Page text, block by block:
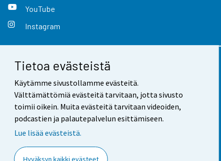
Tietoa evästeistä
Käytämme sivustollamme evästeitä.
Välttämättömiä evästeitä tarvitaan, jotta sivusto
toimii oikein. Muita evästeitä tarvitaan videoiden,
podcastien ja palautepalvelun esittämiseen.
Lue lisää evästeistä.
Hyväksyn kaikki evästeet
YouTube
Instagram
Yhteystiedot
Palaute
Käyttöehdot
Saavutettavuus